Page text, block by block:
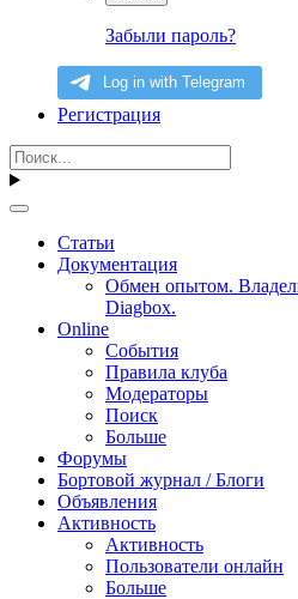
Забыли пароль?
Регистрация
Статьи
Документация
Обмен опытом.
Diagbox.
Online
События
Правила клуба
Модераторы
Поиск
Больше
Форумы
Бортовой журнал / Блоги
Объявления
Активность
Активность
Пользователи онлайн
Больше